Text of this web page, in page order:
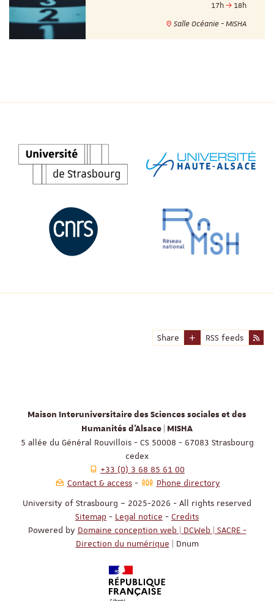
17h
18h
Salle Océanie - MISHA
Share RSS feeds
Maison Interuniversitaire des Sciences sociales et des
Humanités d'Alsace | MISHA
5 allée du Général Rouvillois - CS 50008 - 67083 Strasbourg
cedex
+33 (0) 3 68 85 61 00
Contact & access
Phone directory
University of Strasbourg – 2025-2026 - All rights reserved
Sitemap - Legal notice - Credits
Powered by Domaine conception web | DCWeb | SACRE -
Direction du numérique | Dnum